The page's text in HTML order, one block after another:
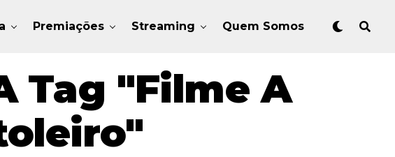
Premiações Streaming Quem Somos
Tag "Filme A